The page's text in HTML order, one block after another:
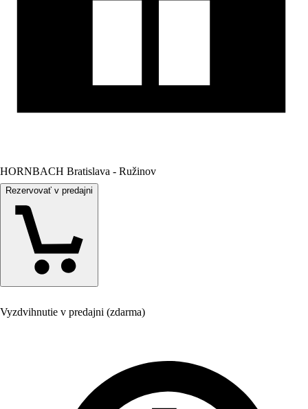
HORNBACH Bratislava - Ružinov
Rezervovať v predajni
Vyzdvihnutie v predajni (zdarma)